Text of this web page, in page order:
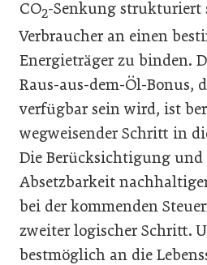
CO2-Senkung strukturiert
Verbraucher an einen
Energieträger zu binden.
Raus-aus-dem-Öl-Bonus,
verfügbar sein wird, ist
wegweisender Schritt in
Die Berücksichtigung
Absetzbarkeit
bei der kommenden
zweiter logischer Schritt.
bestmöglich an die